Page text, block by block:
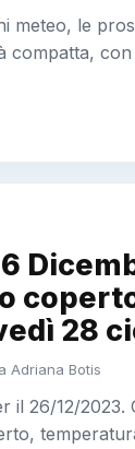
meteo, le
compatta,
28
Adriana Botis
il 26/12/2023.